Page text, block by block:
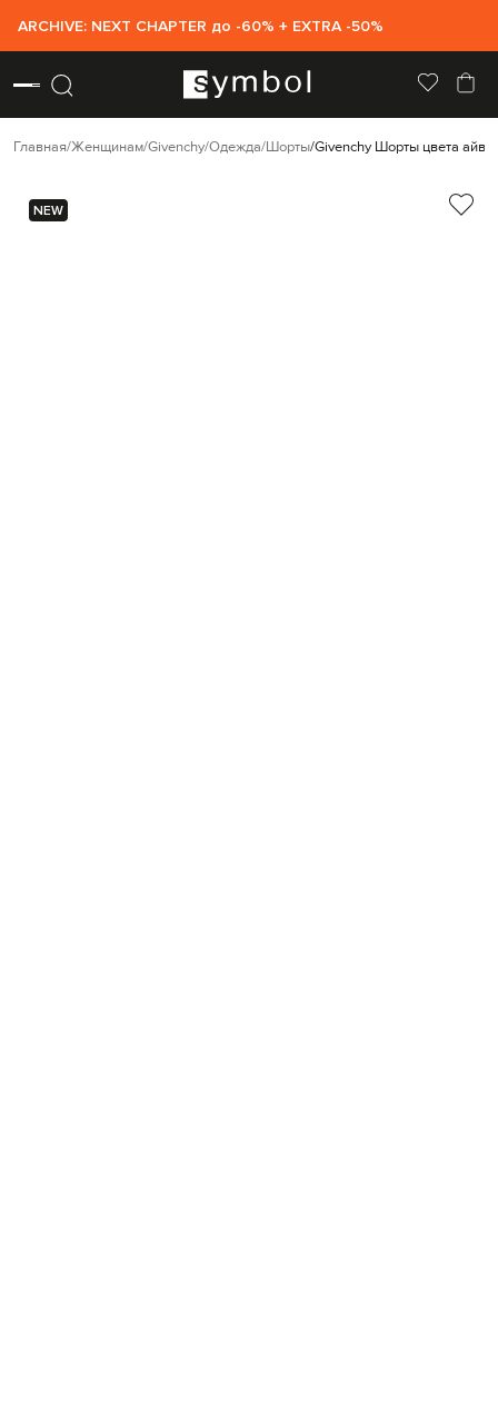
ARCHIVE: NEXT CHAPTER до -60% + EXTRA -50%
Главная Женщинам Givenchy Одежда Шорты Givenchy Шорты цвета
NEW